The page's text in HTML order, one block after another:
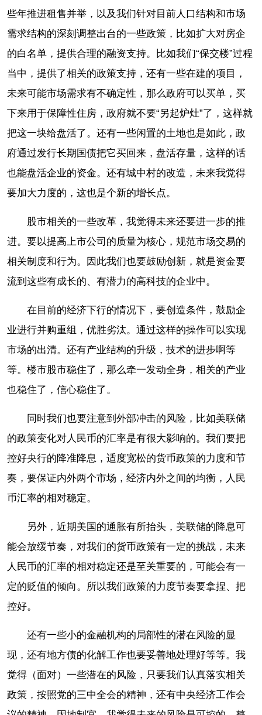
些年推进租售并举，以及我们针对目前人口结构和市场
需求结构的深刻调整出台的一些政策，比如扩大对房企
的白名单，提供合理的融资支持。比如我们“保交楼”过程
当中，提供了相关的政策支持，还有一些在建的项目，
未来可能市场需求有不确定性，那么政府可以买单，买
下来用于保障性住房，政府就不要“另起炉灶”了，这样就
把这一块给盘活了。还有一些闲置的土地也是如此，政
府通过发行长期国债把它买回来，盘活存量，这样的话
也能盘活企业的资金。还有城中村的改造，未来我觉得
要加大力度的，这也是个新的增长点。
股市相关的一些改革，我觉得未来还要进一步的推
进。要以提高上市公司的质量为核心，规范市场交易的
相关制度和行为。因此我们也要鼓励创新，就是资金要
流到这些有成长的、有潜力的高科技的企业中。
在目前的经济下行的情况下，要创造条件，鼓励企
业进行并购重组，优胜劣汰。通过这样的操作可以实现
市场的出清。还有产业结构的升级，技术的进步啊等
等。楼市股市稳住了，那么牵一发动全身，相关的产业
也稳住了，信心稳住了。
同时我们也要注意到外部冲击的风险，比如美联储
的政策变化对人民币的汇率是有很大影响的。我们要把
控好央行的降准降息，适度宽松的货币政策的力度和节
奏，要保证内外两个市场，经济内外之间的均衡，人民
币汇率的相对稳定。
另外，近期美国的通胀有所抬头，美联储的降息可
能会放缓节奏，对我们的货币政策有一定的挑战，未来
人民币的汇率的相对稳定还是至关重要的，可能会有一
定的贬值的倾向。所以我们政策的力度节奏要拿捏、把
控好。
还有一些小的金融机构的局部性的潜在风险的显
现，还有地方债的化解工作也要妥善地处理好等等。我
觉得（面对）一些潜在的风险，只要我们认真落实相关
政策，按照党的三中全会的精神，还有中央经济工作会